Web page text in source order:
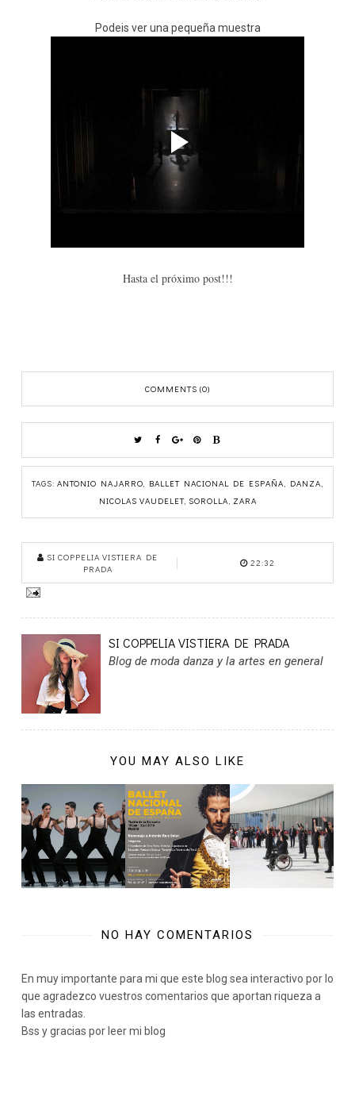
Podeis ver una pequeña muestra
Hasta el próximo post!!!
COMMENTS (0)
TAGS: ANTONIO NAJARRO, BALLET NACIONAL DE ESPAÑA, DANZA,
NICOLAS VAUDELET, SOROLLA, ZARA
SI COPPELIA VISTIERA DE
PRADA
22:32
SI COPPELIA VISTIERA DE PRADA
Blog de moda danza y la artes en general
YOU MAY ALSO LIKE
NO HAY COMENTARIOS
En muy importante para mi que este blog sea interactivo por lo
que agradezco vuestros comentarios que aportan riqueza a
las entradas.
Bss y gracias por leer mi blog